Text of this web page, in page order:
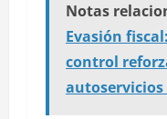
Notas
Evasión fiscal:
control